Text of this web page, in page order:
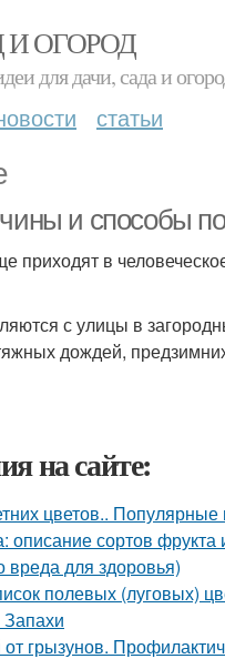
И ОГОРОД
для дачи, сада и
статьи
и способы
приходят в
с улицы в
дождей,
на сайте:
цветов.. Популярные
сортов фрукта
вреда для здоровья)
полевых (луговых)
от грызунов.